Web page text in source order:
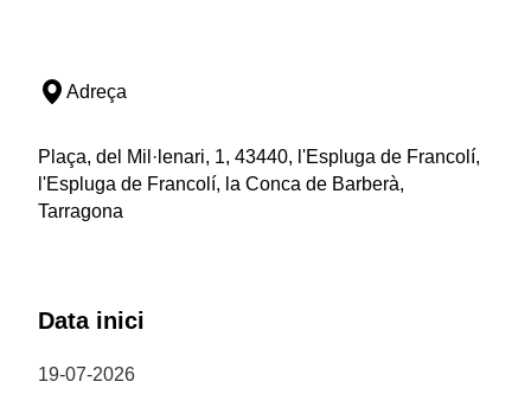
Adreça
Plaça, del Mil·lenari, 1, 43440, l'Espluga de Francolí,
l'Espluga de Francolí, la Conca de Barberà,
Tarragona
Data inici
19-07-2026